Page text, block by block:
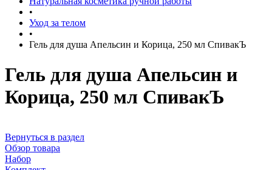
•
Уход за телом
•
Гель для душа Апельсин и Корица, 250 мл СпивакЪ
Гель для душа Апельсин и
Корица, 250 мл СпивакЪ
Вернуться в раздел
Обзор товара
Набор